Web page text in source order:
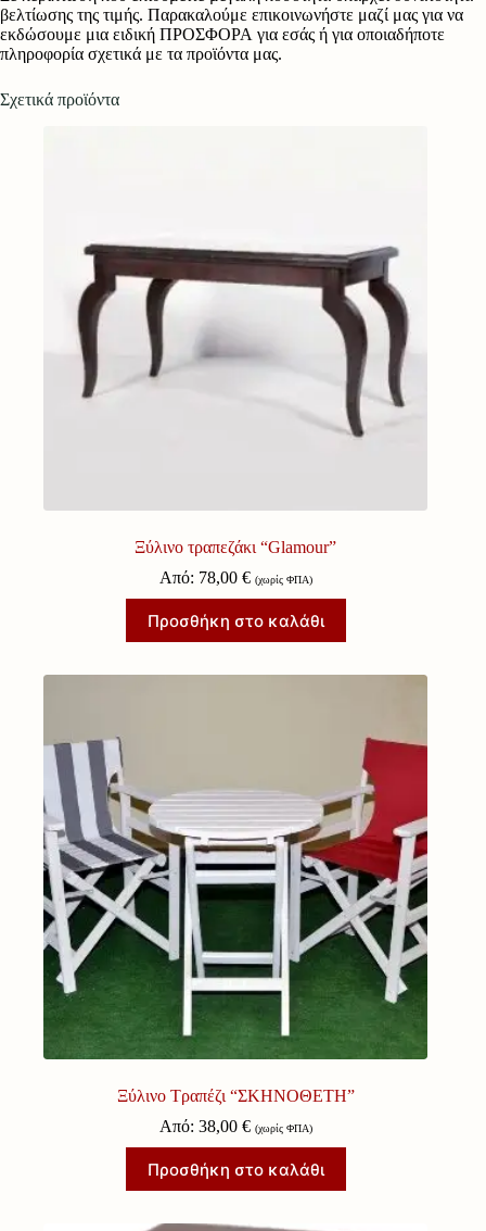
βελτίωσης της τιμής. Παρακαλούμε επικοινωνήστε μαζί μας για να
εκδώσουμε μια ειδική ΠΡΟΣΦΟΡΑ για εσάς ή για οποιαδήποτε
πληροφορία σχετικά με τα προϊόντα μας.
Σχετικά προϊόντα
Ξύλινο τραπεζάκι “Glamour”
Από: 78,00 € (χωρίς ΦΠΑ)
Προσθήκη στο καλάθι
Ξύλινο Τραπέζι “ΣΚΗΝΟΘΕΤΗ”
Από: 38,00 € (χωρίς ΦΠΑ)
Προσθήκη στο καλάθι